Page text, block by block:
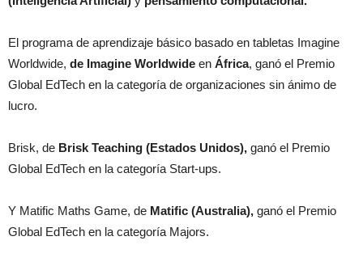
El programa de aprendizaje básico basado en tabletas Imagine
Worldwide, de Imagine Worldwide en África, ganó el Premio
Global EdTech en la categoría de organizaciones sin ánimo de
lucro.
Brisk, de Brisk Teaching (Estados Unidos), ganó el Premio
Global EdTech en la categoría Start-ups.
Y Matific Maths Game, de Matific (Australia), ganó el Premio
Global EdTech en la categoría Majors.